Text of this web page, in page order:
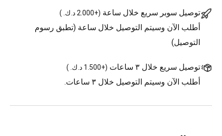
توصيل سوبر سريع خلال ساعة (+2.000 د.ك. )
أطلب الآن وسيتم التوصيل خلال ساعة (تطبق رسوم
التوصيل)
توصيل سريع خلال ٣ ساعات (+1.500 د.ك. )
أطلب الآن وسيتم التوصيل خلال ٣ ساعات.